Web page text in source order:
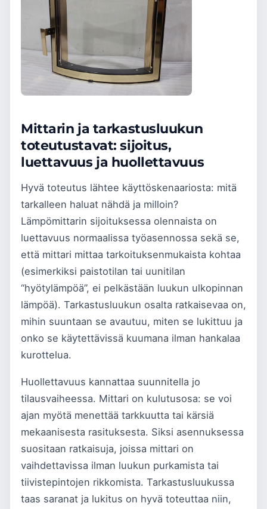
Mittarin ja tarkastusluukun
toteutustavat: sijoitus,
luettavuus ja huollettavuus
Hyvä toteutus lähtee käyttöskenaariosta: mitä
tarkalleen haluat nähdä ja milloin?
Lämpömittarin sijoituksessa olennaista on
luettavuus normaalissa työasennossa sekä se,
että mittari mittaa tarkoituksenmukaista kohtaa
(esimerkiksi paistotilan tai uunitilan
“hyötylämpöä”, ei pelkästään luukun ulkopinnan
lämpöä). Tarkastusluukun osalta ratkaisevaa on,
mihin suuntaan se avautuu, miten se lukittuu ja
onko se käytettävissä kuumana ilman hankalaa
kurottelua.
Huollettavuus kannattaa suunnitella jo
tilausvaiheessa. Mittari on kulutusosa: se voi
ajan myötä menettää tarkkuutta tai kärsiä
mekaanisesta rasituksesta. Siksi asennuksessa
suositaan ratkaisuja, joissa mittari on
vaihdettavissa ilman luukun purkamista tai
tiivistepintojen rikkomista. Tarkastusluukussa
taas saranat ja lukitus on hyvä toteuttaa niin,